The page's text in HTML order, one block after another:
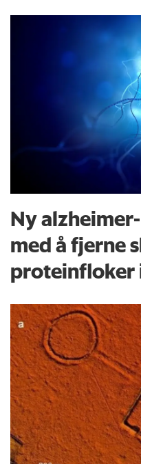
Ny
med å fjerne
proteinfloker